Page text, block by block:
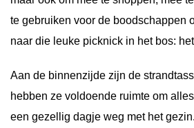
te gebruiken voor de boodschappen
naar die leuke picknick in het bos:
Aan de binnenzijde zijn de
hebben ze voldoende ruimte om
een gezellig dagje weg met het